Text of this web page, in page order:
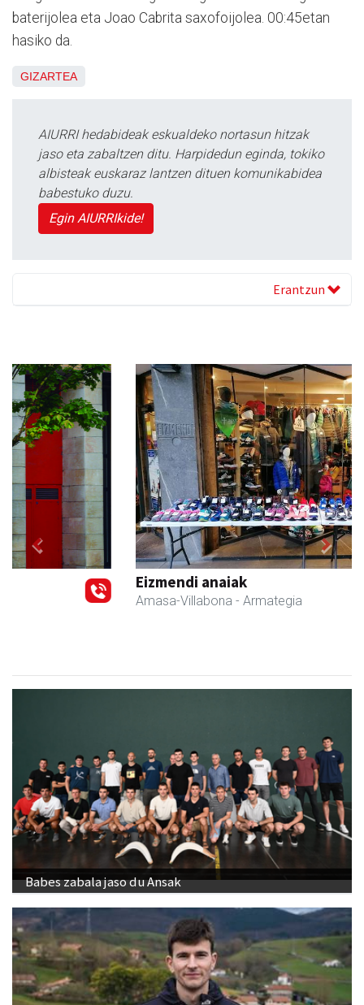
baterijolea eta Joao Cabrita saxofoijolea. 00:45etan
hasiko da.
GIZARTEA
AIURRI hedabideak eskualdeko nortasun hitzak
jaso eta zabaltzen ditu. Harpidedun eginda, tokiko
albisteak euskaraz lantzen dituen komunikabidea
babestuko duzu.
Egin AIURRIkide!
Erantzun
Eizmendi anaiak
Amasa-Villabona - Armategia
Previous Next
Babes zabala jaso du Ansak